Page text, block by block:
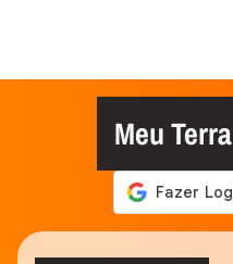
Meu Terra